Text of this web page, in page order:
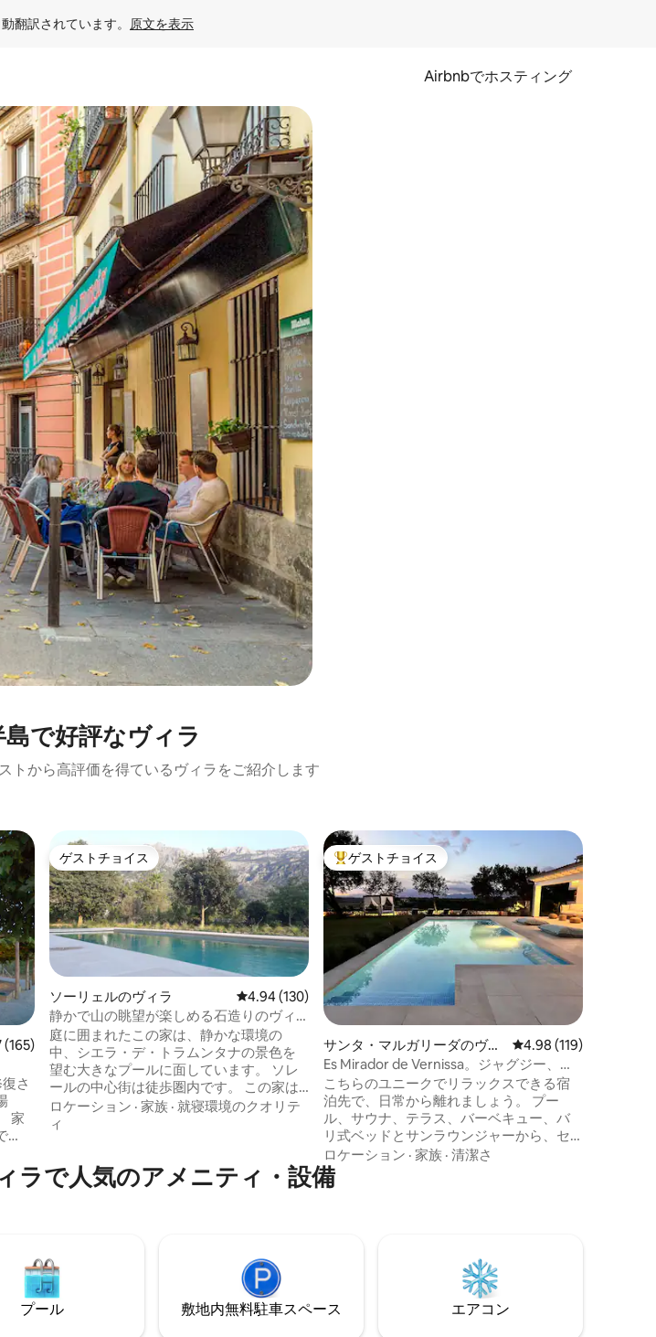
翻訳されています。 原文を表示
Airbnbでホスティング
はスワイプして検索結果を確認することができます。
で好評なヴィラ
トから高評価を得ているヴィラをご紹介します
ー165件、5つ星中4.97つ星の平均評価
(165)
さ
家
立
ゲストチョイス
ゲストチョイス
ソーリェルのヴィラ レビュー130件、5つ星中4.94つ星の平均評価
4.94 (130)
静かで山の眺望が楽しめる石造りのヴィ
ラ
庭に囲まれたこの家は、静かな環境の
中、シエラ・デ・トラムンタナの景色を
望む大きなプールに面しています。 ソレ
ールの中心街は徒歩圏内です。 この家は
広々とした空間を楽しむことができ、設
備の整ったモダンなキッチン、長いテー
室4室、フルバスルーム3室、トイレ1室を
備えたこの家には、最大8名様まで快適に
ロケーション · 家族 · 就寝環境のクオリテ
ィ
大好評のゲストチョイスです。
ゲストチョイス
サンタ・マルガリーダのヴィ
ラ
レビュー119件、5つ
4.98 (119)
Es Mirador de Vernissa。ジャグジー、サ
ウナ、プール
こちらのユニークでリラックスできる宿
泊先で、日常から離れましょう。 プー
ル、サウナ、テラス、バーベキュー、バ
リ式ベッドとサンラウンジャーから、セ
ラ・デ・トラムンタナの素晴らしい景色
を楽しむことができます。 サンタ・マル
ガリダの景色を眺めながらジャグジーで
ゲームエリアで遊んだり、敷地内のどこ
でも音楽を聴いたりして楽しみましょ
ロケーション · 家族 · 清潔さ
ラで人気のアメニティ・設備
プール 敷地内無料駐⁠車ス⁠ペ⁠ー⁠ス エアコン